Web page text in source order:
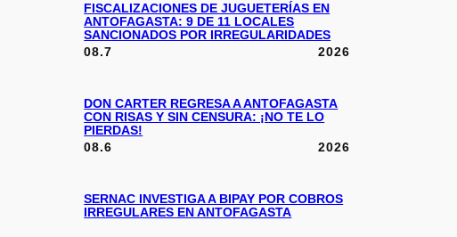
FISCALIZACIONES DE JUGUETERÍAS EN
ANTOFAGASTA: 9 DE 11 LOCALES
SANCIONADOS POR IRREGULARIDADES
08.7
2026
DON CARTER REGRESA A ANTOFAGASTA
CON RISAS Y SIN CENSURA: ¡NO TE LO
PIERDAS!
08.6
2026
SERNAC INVESTIGA A BIPAY POR COBROS
IRREGULARES EN ANTOFAGASTA